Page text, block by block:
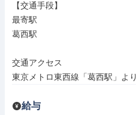
【交通手段】
最寄駅
葛西駅
交通アクセス
東京メトロ東西線「葛西駅」よ
給与